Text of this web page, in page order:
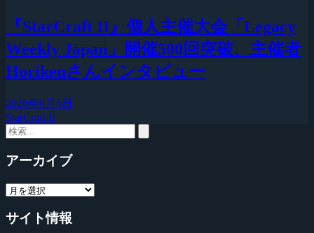
『StarCraft II』個人主催大会「Legacy
Weekly Japan」開催500回突破、主催者
Horikenさんインタビュー
2026年8月5日
StarCraft II
アーカイブ
サイト情報